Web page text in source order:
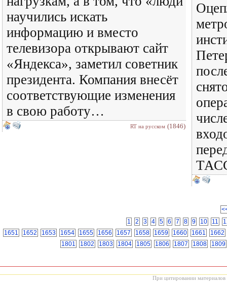
научились искать
информацию и вместо
телевизора открывают сайт
«Яндекса», заметил советник
президента. Компания внесёт
соответствующие изменения
в свою работу…
RT на русском (1846)
1
2 3 4 5 6 7 8 9 10 11
1651
1652 1653 1654 1655 1656 1657 1658 1659 1660 1661
1662
1801
1802 1803 1804 1805 1806 1807 1808 1809
При цитировании материалов